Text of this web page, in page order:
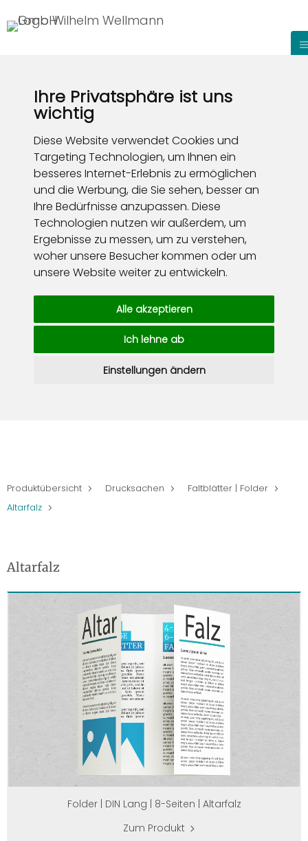
Ihre Privatsphäre ist uns
wichtig
Diese Website verwendet Cookies und
Targeting Technologien, um Ihnen ein
besseres Internet-Erlebnis zu ermöglichen
und die Werbung, die Sie sehen, besser an
Ihre Bedürfnisse anzupassen. Diese
Technologien nutzen wir außerdem, um
Ergebnisse zu messen, um zu verstehen,
woher unsere Besucher kommen oder um
unsere Website weiter zu entwickeln.
Alle akzeptieren
Ich lehne ab
Einstellungen ändern
Produktübersicht Drucksachen
Faltblätter | Folder
Altarfalz
Altarfalz
Folder | DIN Lang | 8-Seiten | Altarfalz
Zum Produkt